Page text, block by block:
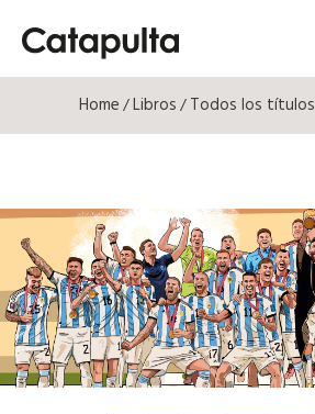
Home/Libros/Todos los títulos